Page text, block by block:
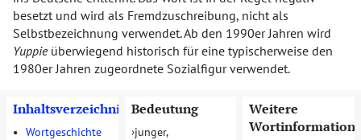
besetzt und wird als Fremdzuschreibung, nicht als
Selbstbezeichnung verwendet. Ab den 1990er Jahren wird
Yuppieüberwiegend historisch für eine typischerweise den
1980er Jahren zugeordnete Sozialfigur verwendet.
Inhaltsverzeichnis
• Wortgeschichte
Bedeutung
junger,
Weitere